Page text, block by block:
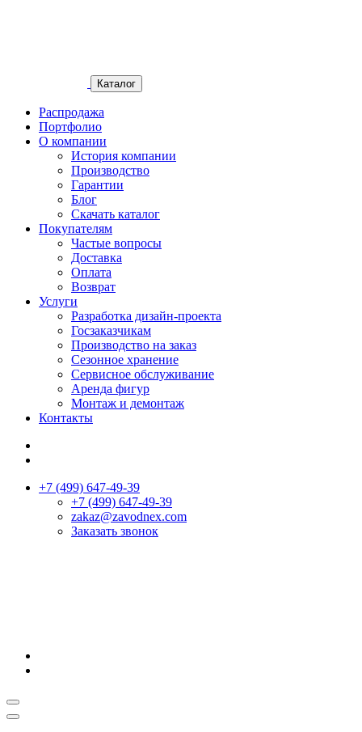
Каталог
Распродажа
Портфолио
О компании
История компании
Производство
Гарантии
Блог
Скачать каталог
Покупателям
Частые вопросы
Доставка
Оплата
Возврат
Услуги
Разработка дизайн-проекта
Госзаказчикам
Производство на заказ
Сезонное хранение
Сервисное обслуживание
Аренда фигур
Монтаж и демонтаж
Контакты
+7 (499) 647-49-39
+7 (499) 647-49-39
zakaz@zavodnex.сom
Заказать звонок